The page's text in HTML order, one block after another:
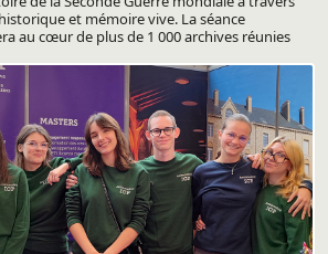
et mémoire vive. La séance
au cœur de plus de 1 000 archives réunies